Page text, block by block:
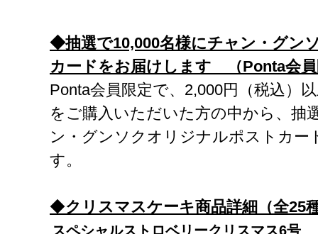
◆抽選で10,000名様にチャン・グン
カードをお届けします （Ponta会員
Ponta会員限定で、2,000円（税込）
をご購入いただいた方の中から、抽
ン・グンソクオリジナルポストカー
す。
◆クリスマスケーキ商品詳細（全25
スペシャルストロベリークリスマス6号